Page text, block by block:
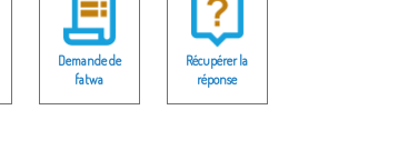
Demande de
fatwa
Récupérer la
réponse